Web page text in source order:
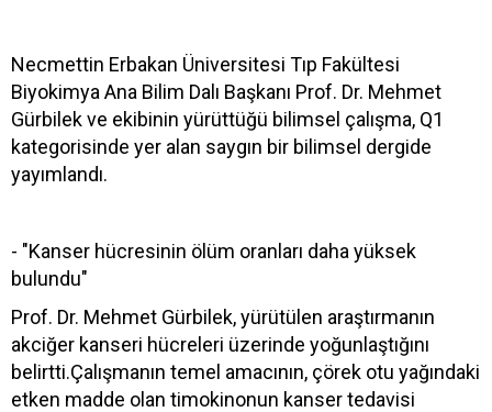
Necmettin Erbakan Üniversitesi Tıp Fakültesi
Biyokimya Ana Bilim Dalı Başkanı Prof. Dr. Mehmet
Gürbilek ve ekibinin yürüttüğü bilimsel çalışma, Q1
kategorisinde yer alan saygın bir bilimsel dergide
yayımlandı.
- "Kanser hücresinin ölüm oranları daha yüksek
bulundu"
Prof. Dr. Mehmet Gürbilek, yürütülen araştırmanın
akciğer kanseri hücreleri üzerinde yoğunlaştığını
belirtti.Çalışmanın temel amacının, çörek otu yağındaki
etken madde olan timokinonun kanser tedavisi